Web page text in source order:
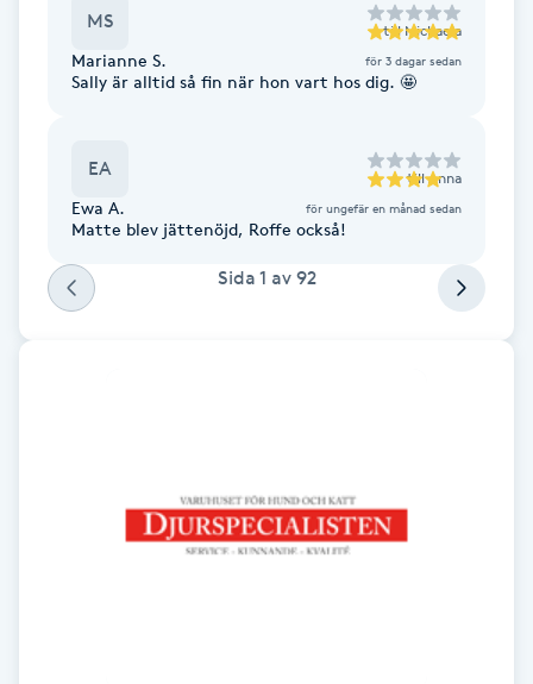
Fotsvamp
Fotvård
Fransborttagning
Fransfärgning
MS till Michaela
Marianne S. för 3 dagar sedan
Sally är alltid så fin när hon vart hos dig. 🤩
EA till Anna
Ewa A. för ungefär en månad sedan
Matte blev jättenöjd, Roffe också!
Sida 1 av 92